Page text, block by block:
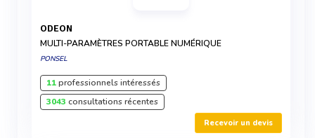
ODEON
MULTI-PARAMÈTRES PORTABLE NUMÉRIQUE
PONSEL
11professionnels intéressés
3043 consultations récentes
Recevoir un devis